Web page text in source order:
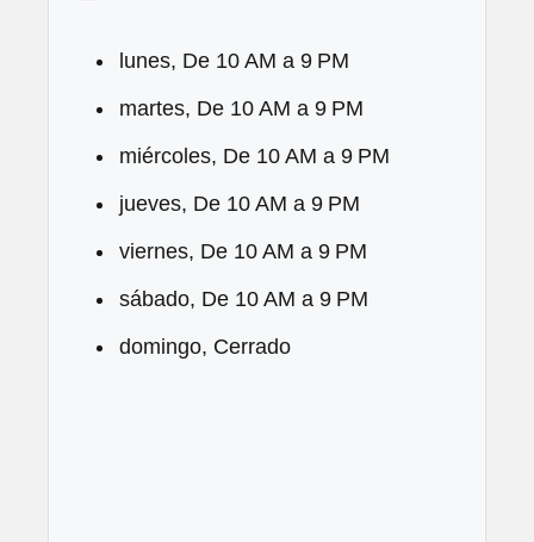
lunes, De 10 AM a 9 PM
martes, De 10 AM a 9 PM
miércoles, De 10 AM a 9 PM
jueves, De 10 AM a 9 PM
viernes, De 10 AM a 9 PM
sábado, De 10 AM a 9 PM
domingo, Cerrado